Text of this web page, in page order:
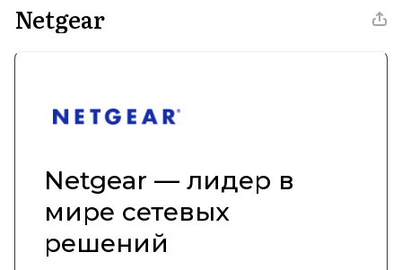
Netgear
Netgear — лидер в
мире сетевых
решений